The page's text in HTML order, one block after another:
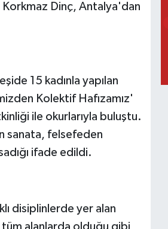
Korkmaz Dinç, Antalya'dan
15 kadınla yapılan
Kolektif Hafızamız'
ile okurlarıyla buluştu.
sanata, felsefeden
ifade edildi.
disiplinlerde yer alan